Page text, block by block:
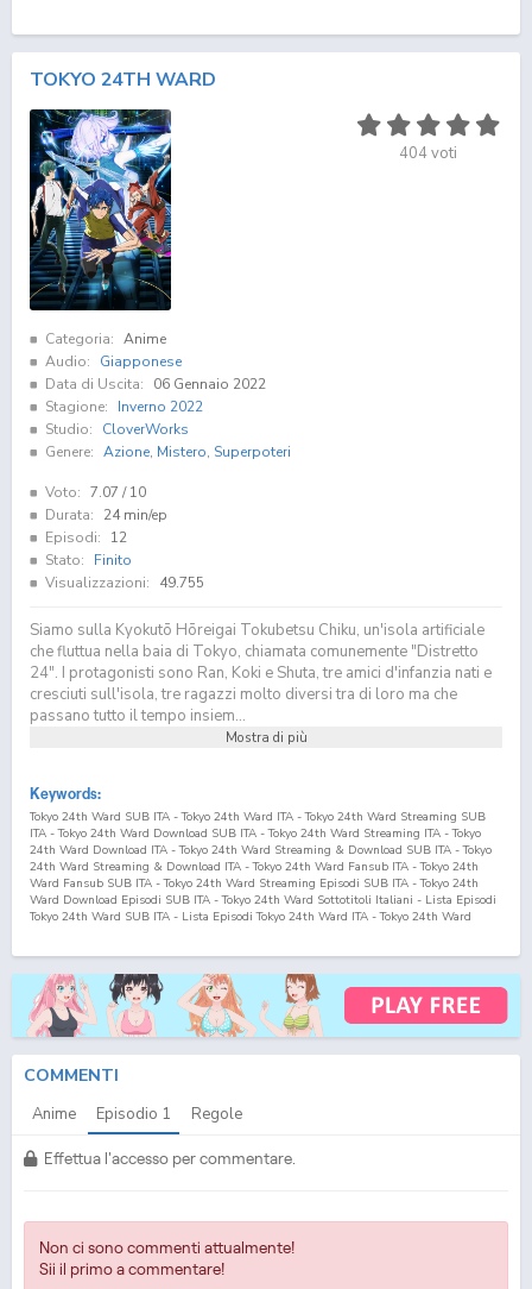
TOKYO 24TH WARD
404voti
Categoria: Anime
Audio:
Giapponese
Data di Uscita:
06 Gennaio 2022
Stagione:
Inverno 2022
Studio:
CloverWorks
Genere: Azione, Mistero, Superpoteri
Voto: 7.07 / 10
Durata:
24 min/ep
Episodi:
12
Stato:
Finito
Visualizzazioni:
49.755
Siamo sulla Kyokutō Hōreigai Tokubetsu Chiku, un'isola artificiale
che fluttua nella baia di Tokyo, chiamata comunemente "Distretto
24". I protagonisti sono Ran, Koki e Shuta, tre amici d'infanzia nati e
cresciuti sull'isola, tre ragazzi molto diversi tra di loro ma che
passano tutto il tempo insiem...
Mostra di più
Keywords:
Tokyo 24th Ward SUB ITA - Tokyo 24th Ward ITA - Tokyo 24th Ward Streaming SUB
ITA - Tokyo 24th Ward Download SUB ITA - Tokyo 24th Ward Streaming ITA - Tokyo
24th Ward Download ITA - Tokyo 24th Ward Streaming & Download SUB ITA - Tokyo
24th Ward Streaming & Download ITA - Tokyo 24th Ward Fansub ITA - Tokyo 24th
Ward Fansub SUB ITA - Tokyo 24th Ward Streaming Episodi SUB ITA - Tokyo 24th
Ward Download Episodi SUB ITA - Tokyo 24th Ward Sottotitoli Italiani - Lista Episodi
Tokyo 24th Ward SUB ITA - Lista Episodi Tokyo 24th Ward ITA - Tokyo 24th Ward
Twenty Fourth Ward SUB ITA - Tokyo Twenty Fourth Ward ITA - Tokyo Twenty Fourth
Ward Streaming SUB ITA - Tokyo Twenty Fourth Ward Download SUB ITA - Tokyo
Twenty Fourth Ward Streaming ITA - Tokyo Twenty Fourth Ward Download ITA - Tokyo
Twenty Fourth Ward Streaming & Download SUB ITA - Tokyo Twenty Fourth Ward
Fourth Ward Fansub SUB ITA - Tokyo Twenty Fourth Ward Streaming Episodi SUB ITA
- Tokyo Twenty Fourth Ward Download Episodi SUB ITA - Tokyo Twenty Fourth Ward
Tokyo Twenty Fourth Ward ITA - Tokyo Twenty Fourth Ward Episodio
Twenty Fourth Ward Episodio
SUB ITA - Tokyo Twenty Fourth Ward Streaming Episodio
Ward Download Episodio 1SUB ITA - Tokyo Twenty Fourth Ward Download Episodio
COMMENTI
Anime Episodio 1 Regole
Effettua l'accesso per commentare.
Non ci sono commenti attualmente!
Sii il primo a commentare!